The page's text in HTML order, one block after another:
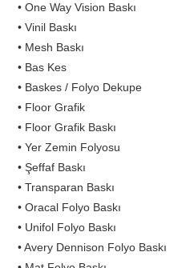
• One Way Vision Baskı
• Vinil Baskı
• Mesh Baskı
• Bas Kes
• Baskes / Folyo Dekupe
• Floor Grafik
• Floor Grafik Baskı
• Yer Zemin Folyosu
• Şeffaf Baskı
• Transparan Baskı
• Oracal Folyo Baskı
• Unifol Folyo Baskı
• Avery Dennison Folyo Baskı